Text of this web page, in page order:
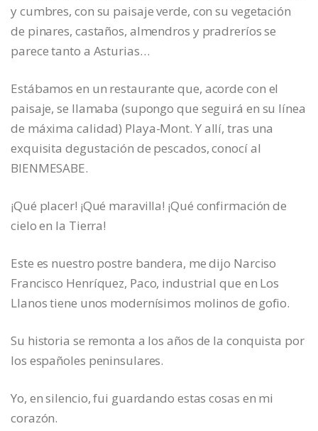
y cumbres, con su paisaje verde, con su vegetación
de pinares, castaños, almendros y pradreríos se
parece tanto a Asturias…
Estábamos en un restaurante que, acorde con el
paisaje, se llamaba (supongo que seguirá en su línea
de máxima calidad) Playa-Mont. Y allí, tras una
exquisita degustación de pescados, conocí al
BIENMESABE.
¡Qué placer! ¡Qué maravilla! ¡Qué confirmación de
cielo en la Tierra!
Este es nuestro postre bandera, me dijo Narciso
Francisco Henríquez, Paco, industrial que en Los
Llanos tiene unos modernísimos molinos de gofio.
Su historia se remonta a los años de la conquista por
los españoles peninsulares.
Yo, en silencio, fui guardando estas cosas en mi
corazón.